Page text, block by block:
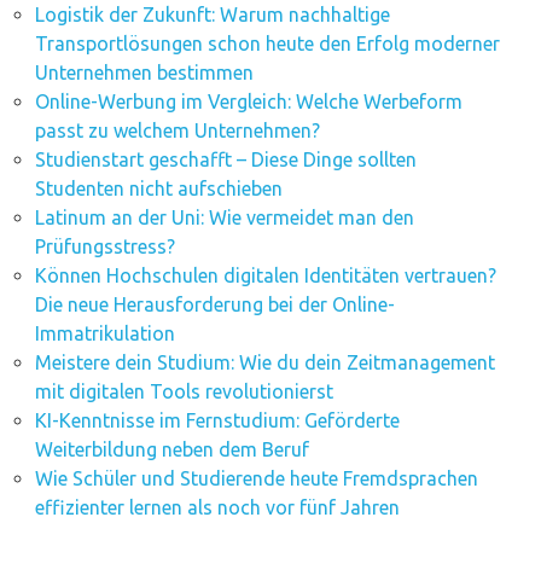
Logistik der Zukunft: Warum nachhaltige
Transportlösungen schon heute den Erfolg moderner
Unternehmen bestimmen
Online-Werbung im Vergleich: Welche Werbeform
passt zu welchem Unternehmen?
Studienstart geschafft – Diese Dinge sollten
Studenten nicht aufschieben
Latinum an der Uni: Wie vermeidet man den
Prüfungsstress?
Können Hochschulen digitalen Identitäten vertrauen?
Die neue Herausforderung bei der Online-
Immatrikulation
Meistere dein Studium: Wie du dein Zeitmanagement
mit digitalen Tools revolutionierst
KI-Kenntnisse im Fernstudium: Geförderte
Weiterbildung neben dem Beruf
Wie Schüler und Studierende heute Fremdsprachen
effizienter lernen als noch vor fünf Jahren